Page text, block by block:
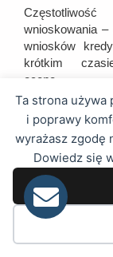
Ta strona używa
i poprawy
wyrażasz zgodę
Dowiedz się
Preferencje
Częstotliwość
wnioskowania
wniosków
krótkim
ocenę.
Doświadczenie
–
kredytowej i
przetwarzanie
spłaconych
zobowiązaniach.
Na
zwrócić